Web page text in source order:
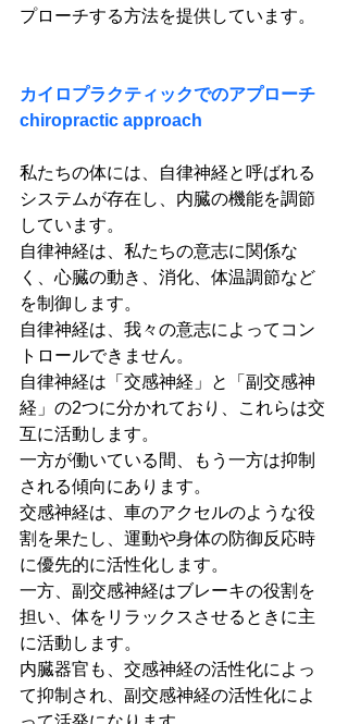
プローチする方法を提供しています。
カイロプラクティックでのアプローチ
chiropractic approach
私たちの体には、自律神経と呼ばれる
システムが存在し、内臓の機能を調節
しています。
自律神経は、私たちの意志に関係な
く、心臓の動き、消化、体温調節など
を制御します。
自律神経は、我々の意志によってコン
トロールできません。
自律神経は「交感神経」と「副交感神
経」の2つに分かれており、これらは交
互に活動します。
一方が働いている間、もう一方は抑制
される傾向にあります。
交感神経は、車のアクセルのような役
割を果たし、運動や身体の防御反応時
に優先的に活性化します。
一方、副交感神経はブレーキの役割を
担い、体をリラックスさせるときに主
に活動します。
内臓器官も、交感神経の活性化によっ
て抑制され、副交感神経の活性化によ